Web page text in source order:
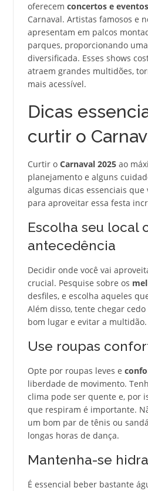
oferecem concertos e
Carnaval. Artistas famosos e
apresentam em palcos
parques, proporcionando
diversificada. Esses shows
atraem grandes multidões,
mais acessível.
Dicas
curtir o
Curtir o Carnaval 2025ao
planejamento e alguns
algumas dicas essenciais
para aproveitar essa festa
Escolha seu local
antecedência
Decidir onde você vai
crucial. Pesquise sobre os
desfiles, e escolha aqueles
Além disso, tente chegar
bom lugar e evitar a multidão.
Use roupas
Opte por roupas leves e
liberdade de movimento.
clima pode ser quente e, por
que respiram é importante.
um bom par de tênis ou
longas horas de dança.
Mantenha-se
É essencial beber bastante